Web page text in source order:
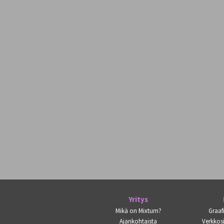
Yritys
Mikä on Mixtum?
Ajankohtaista